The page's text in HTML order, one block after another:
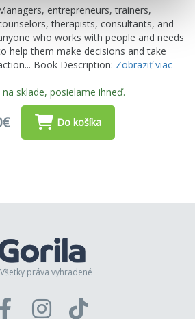
entrepreneurs, trainers,
therapists, consultants, and
who works with people and needs
help them make decisions and take
Book Description: Zobraziť viac
sklade, posielame ihneď.
Do košíka
práva vyhradené